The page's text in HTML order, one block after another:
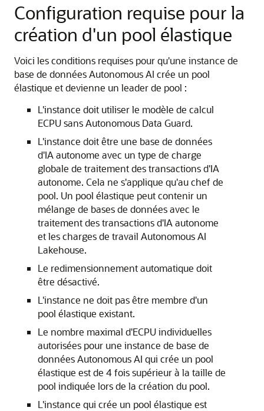
Configuration requise pour la
création d'un pool élastique
Voici les conditions requises pour qu'une instance de
base de données Autonomous AI crée un pool
élastique et devienne un leader de pool :
L'instance doit utiliser le modèle de calcul
ECPU sans Autonomous Data Guard.
L'instance doit être une base de données
d'IA autonome avec un type de charge
globale de traitement des transactions d'IA
autonome. Cela ne s'applique qu'au chef de
pool. Un pool élastique peut contenir un
mélange de bases de données avec le
traitement des transactions d'IA autonome
et les charges de travail Autonomous AI
Lakehouse.
Le redimensionnement automatique doit
être désactivé.
L'instance ne doit pas être membre d'un
pool élastique existant.
Le nombre maximal d'ECPU individuelles
autorisées pour une instance de base de
données Autonomous AI qui crée un pool
élastique est de 4 fois supérieur à la taille de
pool indiquée lors de la création du pool.
L'instance qui crée un pool élastique est